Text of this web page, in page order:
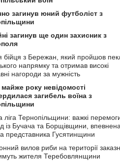
загинув юний футболіст з
загинув ще один захисник з
бійця з Бережан, який пройшов
напрямку та отримав високі
нагороди за мужність
майже року невідомості
загибель воїна з
Тернопільщини: важкі
із Бучача та Борщівщини, впевнена
представника Гусятинщини
вилов риби на території
жителя Теребовлянщини